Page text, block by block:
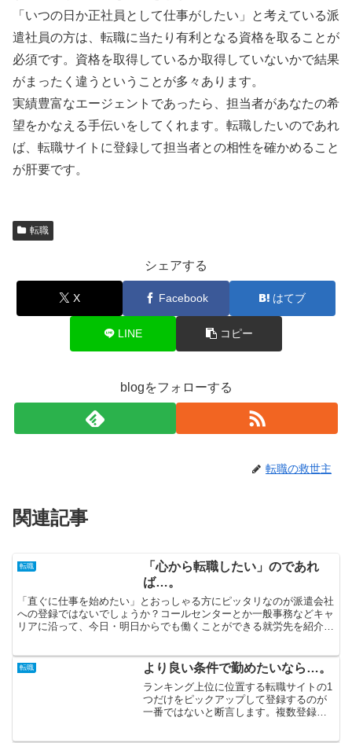
「いつの日か正社員として仕事がしたい」と考えている派
遣社員の方は、転職に当たり有利となる資格を取ることが
必須です。資格を取得しているか取得していないかで結果
がまったく違うということが多々あります。
実績豊富なエージェントであったら、担当者があなたの希
望をかなえる手伝いをしてくれます。転職したいのであれ
ば、転職サイトに登録して担当者との相性を確かめること
が肝要です。
転職
シェアする
X Facebook はてブ
LINE コピー
blogをフォローする
転職の救世主
関連記事
転職
「心から転職したい」のであれ
ば…。
「直ぐに仕事を始めたい」とおっしゃる方にピッタリなのが派遣会社
への登録ではないでしょうか？コールセンターとか一般事務などキャ
リアに沿って、今日・明日からでも働くことができる就労先を紹介し
転職 より良い条件で勤めたいなら…。
ランキング上位に位置する転職サイトの1
つだけをピックアップして登録するのが
一番ではないと断言します。複数登録し